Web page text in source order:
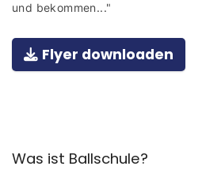
und bekommen..."
Flyer downloaden
Was ist Ballschule?